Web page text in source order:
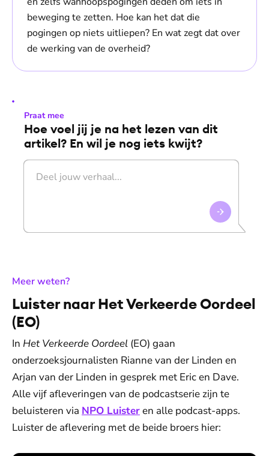
beweging te zetten. Hoe kan het dat die
pogingen op niets uitliepen? En wat zegt dat over
de werking van de overheid?
Praat mee
Hoe voel jij je na het lezen van dit
artikel? En wil je nog iets kwijt?
Meer weten?:
Luister naar Het Verkeerde Oordeel
(EO)
In Het Verkeerde Oordeel (EO) gaan
onderzoeksjournalisten Rianne van der Linden en
Arjan van der Linden in gesprek met Eric en Dave.
Alle vijf afleveringen van de podcastserie zijn te
beluisteren via NPO Luisteren alle podcast-apps.
Luister de aflevering met de beide broers hier: